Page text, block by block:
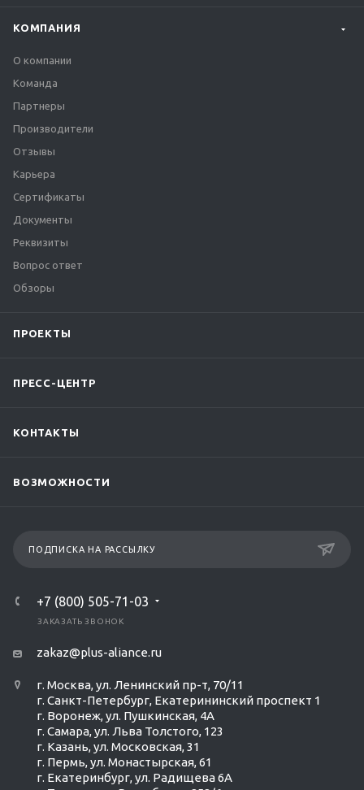
КОМПАНИЯ
О компании
Команда
Партнеры
Производители
Отзывы
Карьера
Сертификаты
Документы
Реквизиты
Вопрос ответ
Обзоры
ПРОЕКТЫ
ПРЕСС-ЦЕНТР
КОНТАКТЫ
ВОЗМОЖНОСТИ
ПОДПИСКА НА РАССЫЛКУ
+7 (800) 505-71-03
ЗАКАЗАТЬ ЗВОНОК
zakaz@plus-aliance.ru
г. Москва, ул. Ленинский пр-т, 70/11
г. Санкт-Петербург, Екатерининский проспект 1
г. Воронеж, ул. Пушкинская, 4А
г. Самара, ул. Льва Толстого, 123
г. Казань, ул. Московская, 31
г. Пермь, ул. Монастырская, 61
г. Екатеринбург, ул. Радищева 6А